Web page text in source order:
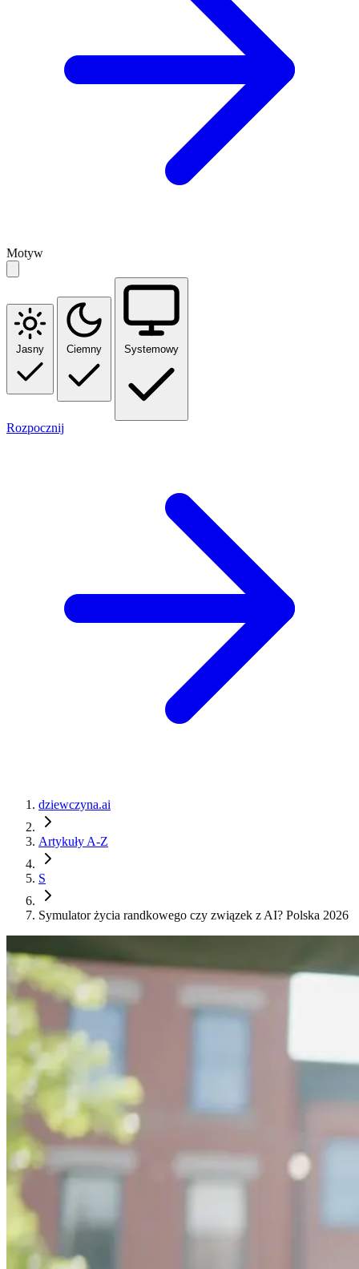
Motyw
Jasny Ciemny Systemowy
Rozpocznij
dziewczyna.ai
Artykuły A-Z
S
Symulator życia randkowego czy związek z AI? Polska 2026